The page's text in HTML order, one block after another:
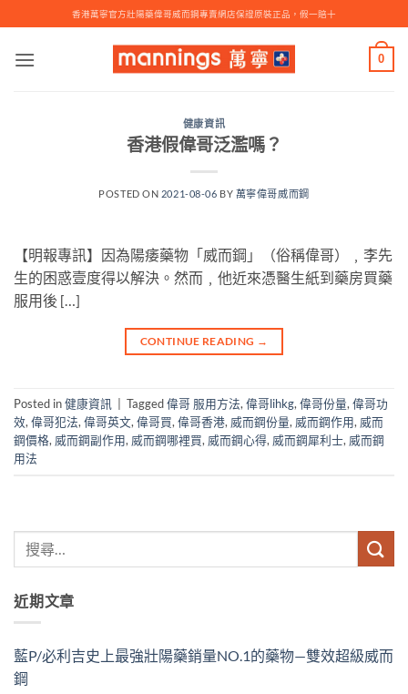
to
content
香港萬寧官方壯陽藥偉哥威而鋼專賣網店保證原裝正品，假一賠十
0
健康資訊
香港假偉哥泛濫嗎？
POSTED ON 2021-08-06 BY 萬寧偉哥威而鋼
【明報專訊】因為陽痿藥物「威而鋼」（俗稱偉哥）﹐李先
生的困惑壹度得以解決。然而﹐他近來憑醫生紙到藥房買藥
服用後 […]
CONTINUE READING →
Posted in健康資訊 Tagged偉哥 服用方法, 偉哥lihkg, 偉哥份量, 偉哥功
效, 偉哥犯法, 偉哥英文, 偉哥買, 偉哥香港, 威而鋼份量, 威而鋼作用, 威而
鋼價格, 威而鋼副作用, 威而鋼哪裡買, 威而鋼心得, 威而鋼犀利士, 威而鋼
用法
近期文章
藍P/必利吉史上最強壯陽藥銷量NO.1的藥物—雙效超級威而
鋼